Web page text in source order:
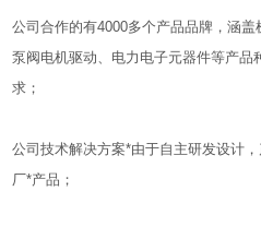
公司合作的有4000多个产品品牌，涵盖
泵阀电机驱动、电力电子元器件等产品
求；
公司技术解决方案*由于自主研发设计
厂*产品；